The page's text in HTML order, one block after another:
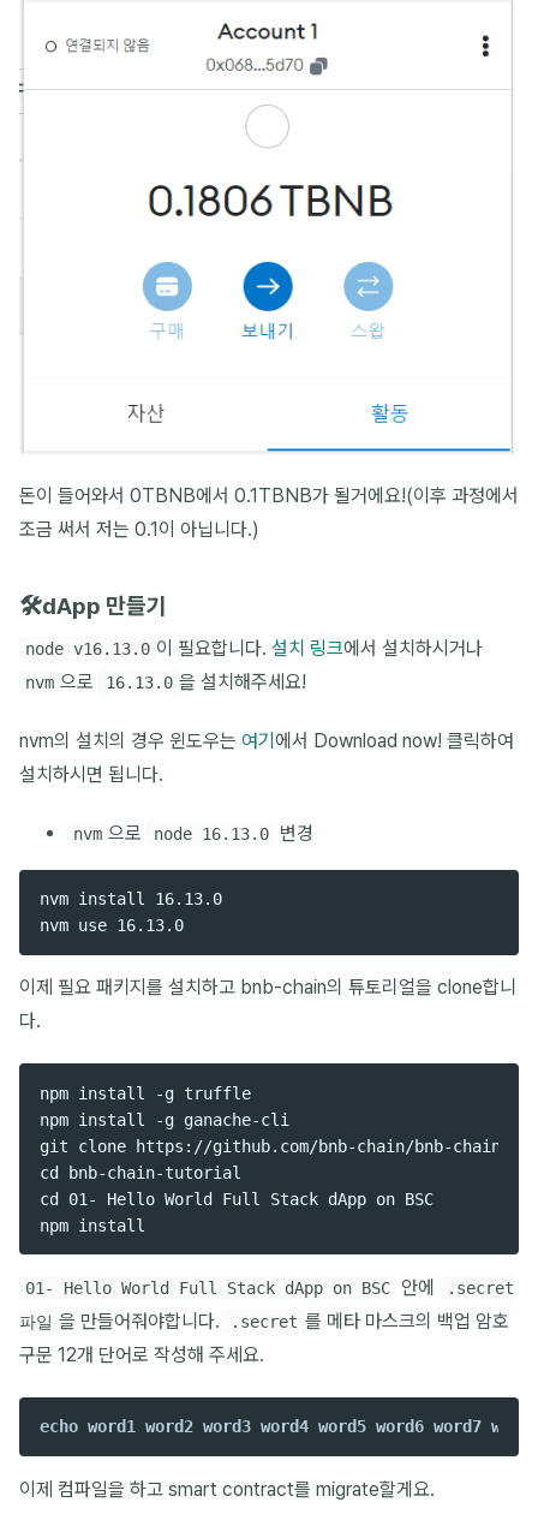
돈이 들어와서 0TBNB에서 0.1TBNB가 될거에요!(이후 과정에서
조금 써서 저는 0.1이 아닙니다.)
🛠️dApp 만들기
node v16.13.0 이 필요합니다.설치 링크에서 설치하시거나
nvm 으로 16.13.0 을 설치해주세요!
nvm의 설치의 경우 윈도우는 여기에서 Download now! 클릭하여
설치하시면 됩니다.
nvm 으로 node 16.13.0 변경
nvm install 16.13.0
이제 필요 패키지를 설치하고 bnb-chain의 튜토리얼을 clone합니
다.
npm install -g truffle
npm install -g ganache-cli
git clone https://github.com/bnb-chain/bnb-chain-
cd bnb-chain-tutorial
cd 01- Hello World Full Stack dApp on BSC
01- Hello World Full Stack dApp on BSC 안에
.secret
파일 을 만들어줘야합니다. .secret 를 메타 마스크의 백업 암호
구문 12개 단어로 작성해 주세요.
echo word1 word2 word3 word4 word5 word6 word7
이제 컴파일을 하고 smart contract를 migrate할게요.